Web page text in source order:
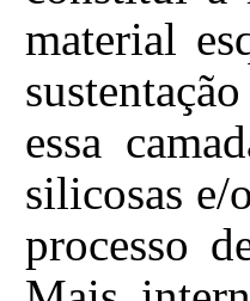
material
essa
silicosas e/
processo